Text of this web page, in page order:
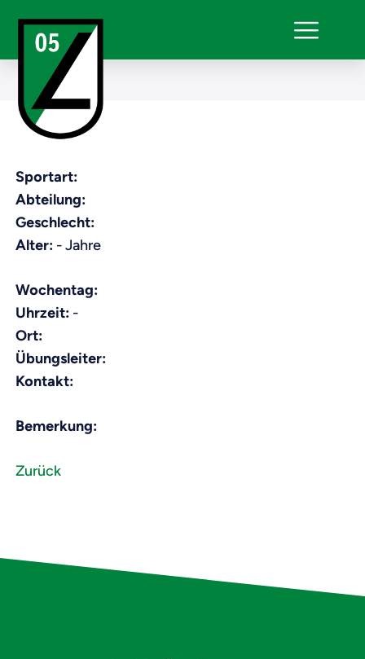
Sportart:
Abteilung:
Geschlecht:
Alter: - Jahre
Wochentag:
Uhrzeit: -
Ort:
Übungsleiter:
Kontakt:
Bemerkung:
Zurück